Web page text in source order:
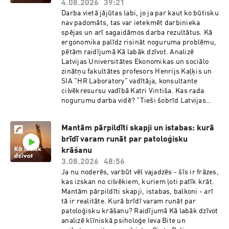
materiālus," norāda Liene Visendorfa. "Ja ir
kaut kādas izvēles iespējas, ir jāskatās, vai tā ir
ārsiena vai starpsiena. Ieteicamākas vienmēr ir
starpsienas, jo ārsienām mēdz būt dažāda
izolācija arī no ārpuses. Mūsu klimatā ziemā
nākošais aukstums un mitrums ietekmē
materiālus, tie reaģē. Ja ir telpas, kurās gribas
uzglabāt lielu apjomu ar objektiem, vēlams, lai
tās nebūtu tādas, kur ir kāds potenciāls
apdraudējums, teiksim, mitri pagrabi vai sausi,
sliktākā stāvoklī, izrotātas ar dažādiem mākslas
darbiem. Principā es teiktu, ka stāvoklis nav
slikts, ja tik tālu jau esam tikuši ar pašu būvi,"
patīk kaut arī ne ideāli apstākļi, bet lai tie būtu
vienmērīgi, lai nebūtu kontrasti, ka
temperatūras mainās, mitrums mainās. Tāpēc
arī saulē nevajag turēt, josaulīte te ir, te nav, te
aiziet, ir pusdienas laika saule, ir rīta saule. Ir
jābūt kaut kādai optimālai atmosfērai, un glezna
pierod pie tās." Svarīgs ir arī tīrības jautājums.
4.08.2026 39:21
Darba vietā jājūtas labi, jo ja par kaut ko būtisku
nav padomāts, tas var ietekmēt darbinieka
spējas un arī sagaidāmos darba rezultātus. Kā
ergonomika palīdz risināt noguruma problēmu,
pētām raidījumā Kā labāk dzīvot. Analizē
Latvijas Universitātes Ekonomikas un sociālo
zinātņu fakultātes profesors Henrijs Kaļķis un
SIA "HR Laboratory" vadītāja, konsultante
cilvēkresursu vadībā Katri Vintiša. Kas rada
nogurumu darba vidē? "Tieši šobrīd Latvijas
nogurumu nevis kā vienu skaitli, bet tieši kā
fizisku, kognitīvu un arī emocionālu un
psihosociālu procesu," norāda Henrijs Kaļķis.
Pētījuma ietvaros zinātnieki cenšas saprast,
kuri ir agrīnie signāli, pirms nogurums
pārvēršas kādās sāpēs, darba kļūdās. "Ir vairāki
praktiskie piemēri darba vidē, kur mēs redzam,
ka, pieņemsim, ka darbinieks ir noguris, un tur
ir ļoti daudzi faktori. Varbūt ir darba saturs viņu
ir nogurdinājis, plus vēl, iespējams, arī kaut
kāda privātā dzīve mājās, jo mums jau
Mantām pārpildīti skapji un istabas: kurā
brīdī varam runāt par patoloģisku
krāšanu
3.08.2026
48:56
Ja nu noderēs, varbūt vēl vajadzēs - šīs ir frāzes,
kas izskan no cilvēkiem, kuriem ļoti patīk krāt.
Mantām pārpildīti skapji, istabas, balkoni - arī
tā ir realitāte. Kurā brīdī varam runāt par
patoloģisku krāšanu? Raidījumā Kā labāk dzīvot
analizē klīniskā psiholoģe Ieva Bite un